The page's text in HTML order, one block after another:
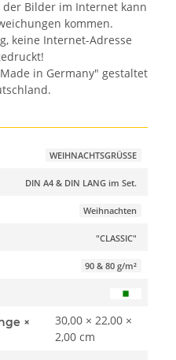
Bilder im Internet kann
kommen.
keine Internet-Adresse
in Germany" gestaltet
WEIHNACHTSGRÜSSE
DIN A4 & DIN LANG im Set.
Weihnachten
"CLASSIC"
90 & 80 g/m²
×
30,00 × 22,00 ×
2,00 cm